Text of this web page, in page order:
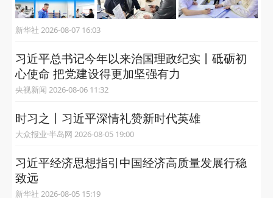
新华社 2026-08-07 16:03
习近平总书记今年以来治国理政纪实丨砥砺初
心使命 把党建设得更加坚强有力
央视新闻 2026-08-06 11:32
时习之丨习近平深情礼赞新时代英雄
大众报业·半岛网 2026-08-05 19:00
习近平经济思想指引中国经济高质量发展行稳
致远
新华社 2026-08-05 15:19